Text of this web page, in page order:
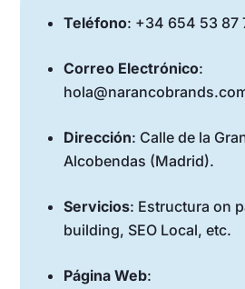
Teléfono: +34 654 53 87
Correo Electrónico:
Dirección: Calle de la
Alcobendas (Madrid).
Servicios: Estructura on
building, SEO Local, etc.
Página Web: